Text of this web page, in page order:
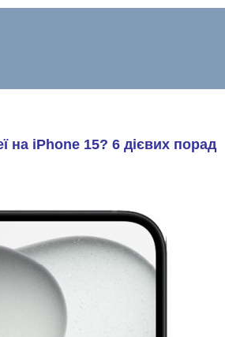
на iPhone 15? 6 дієвих порад